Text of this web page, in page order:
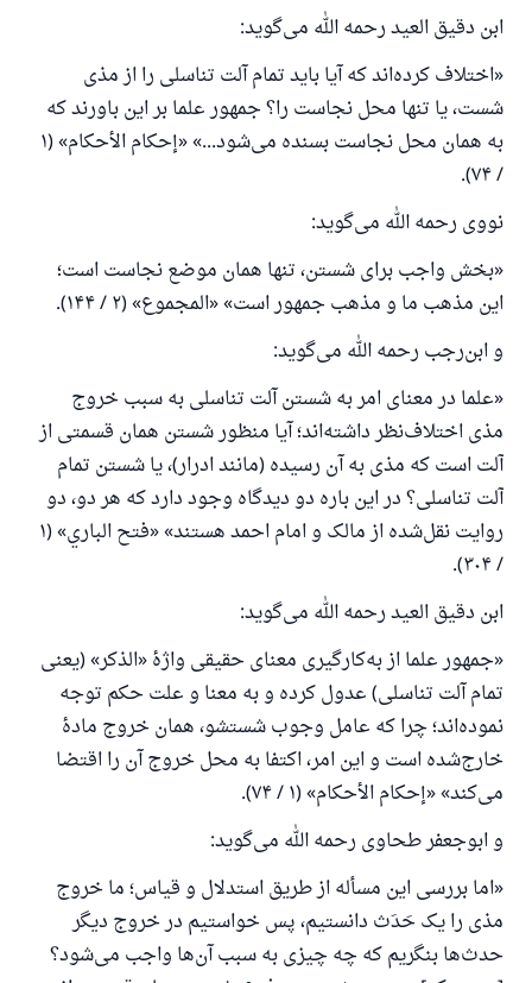
ابن‌ دقیق‌ العید رحمه الله می‌گوید:
«اختلاف کرده‌اند که آیا باید تمام آلت تناسلی را از مذی
شست، یا تنها محل نجاست را؟ جمهور علما بر این باورند که
به همان محل نجاست بسنده می‌شود...» «إحكام الأحكام» (۱
/ ۷۴).
نووی رحمه الله می‌گوید:
«بخش واجب برای شستن، تنها همان موضع نجاست است؛
این مذهب ما و مذهب جمهور است» «المجموع» (۲ / ۱۴۴).
و ابن‌رجب رحمه الله می‌گوید:
«علما در معنای امر به شستن آلت تناسلی به سبب خروج
مذی اختلاف‌نظر داشته‌اند؛ آیا منظور شستن همان قسمتی از
آلت است که مذی به آن رسیده (مانند ادرار)، یا شستن تمام
آلت تناسلی؟ در این باره دو دیدگاه وجود دارد که هر دو، دو
روایت نقل‌شده از مالک و امام احمد هستند» «فتح الباري» (۱
/ ۳۰۴).
ابن‌ دقیق‌ العید رحمه الله می‌گوید:
«جمهور علما از به‌کارگیری معنای حقیقی واژهٔ «الذكر» (یعنی
تمام آلت تناسلی) عدول کرده و به معنا و علت حکم توجه
نموده‌اند؛ چرا که عامل وجوب شستشو، همان خروج مادهٔ
خارج‌شده است و این امر، اکتفا به محل خروج آن را اقتضا
می‌کند» «إحكام الأحكام» (۱ / ۷۴).
و ابوجعفر طحاوی رحمه الله می‌گوید:
«اما بررسی این مسأله از طریق استدلال و قیاس؛ ما خروج
مذی را یک حَدَث دانستیم، پس خواستیم در خروج دیگر
حدث‌ها بنگریم که چه چیزی به سبب آن‌ها واجب می‌شود؟